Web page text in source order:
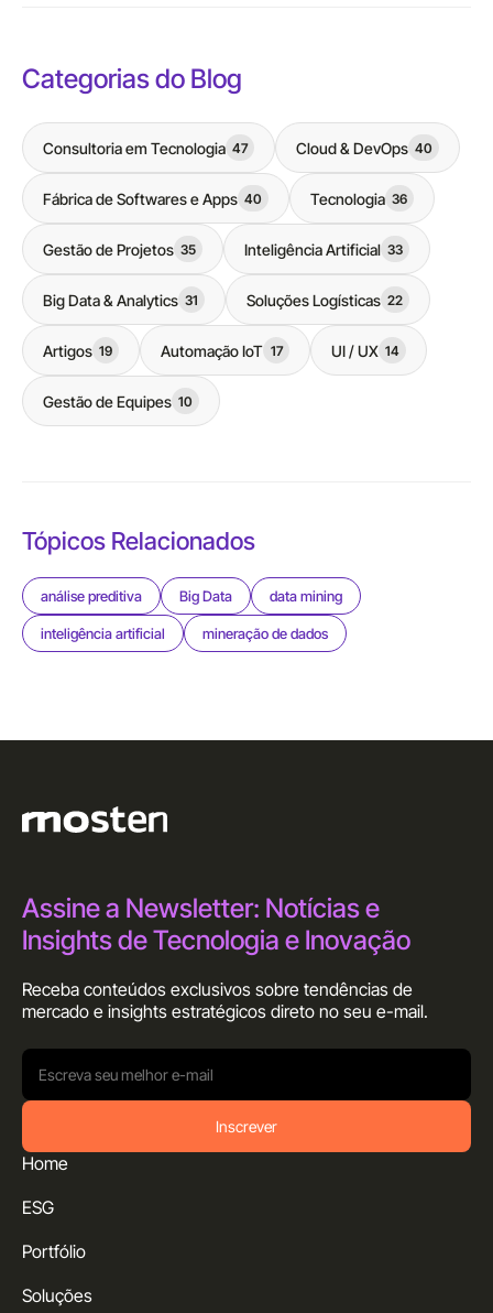
Categorias do Blog
Consultoria em Tecnologia 47 Cloud & DevOps 40
Fábrica de Softwares e Apps 40 Tecnologia 36
Gestão de Projetos 35 Inteligência Artificial 33
Big Data & Analytics 31 Soluções Logísticas 22
Artigos 19 Automação IoT 17 UI / UX 14
Gestão de Equipes 10
Tópicos Relacionados
análise preditiva Big Data data mining
inteligência artificial mineração de dados
Home
ESG
Portfólio
Soluções
Assine a Newsletter: Notícias e
Insights de Tecnologia e Inovação
Receba conteúdos exclusivos sobre tendências de
mercado e insights estratégicos direto no seu e-mail.
Inscrever